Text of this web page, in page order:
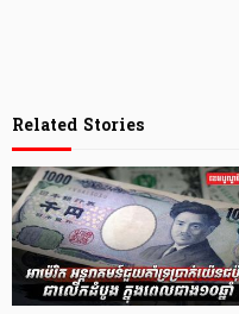
Related Stories